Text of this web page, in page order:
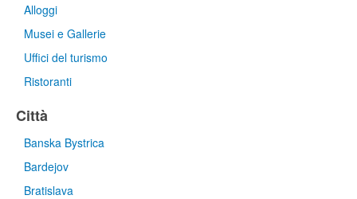
Alloggi
Musei e Gallerie
Uffici del turismo
Ristoranti
Città
Banska Bystrica
Bardejov
Bratislava